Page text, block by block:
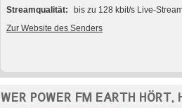
Streamqualität
bis zu 128 kbit/s Live-
Zur Website des Senders
WER POWER FM EARTH HÖRT,